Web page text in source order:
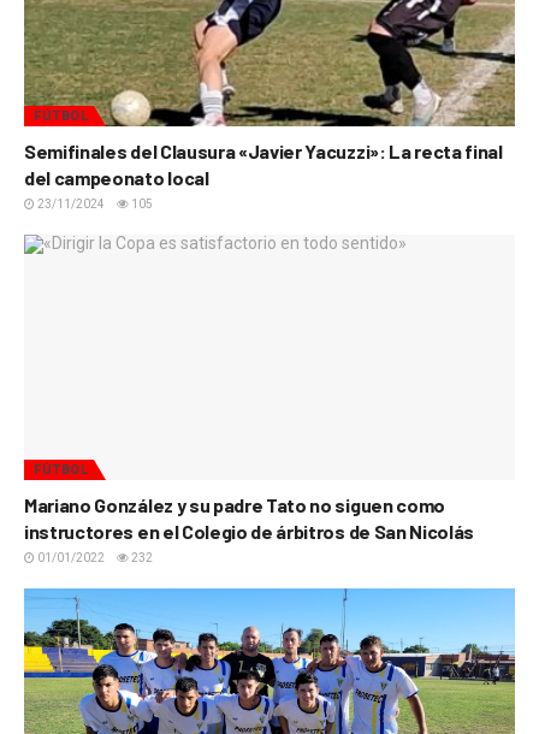
FÚTBOL
Semifinales del Clausura «Javier Yacuzzi»: La recta final
del campeonato local
23/11/2024 105
FÚTBOL
Mariano González y su padre Tato no siguen como
instructores en el Colegio de árbitros de San Nicolás
01/01/2022 232